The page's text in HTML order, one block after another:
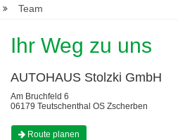
Team
Ihr Weg zu uns
AUTOHAUS Stolzki GmbH
Am Bruchfeld 6
06179 Teutschenthal OS Zscherben
Route planen